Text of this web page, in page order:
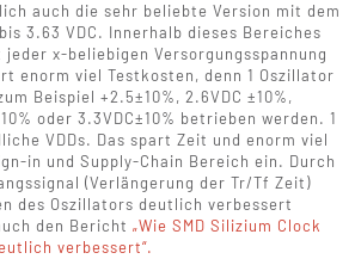
auch die sehr beliebte Version mit dem
3.63 VDC. Innerhalb dieses Bereiches
x-beliebigen Versorgungsspannung
enorm viel Testkosten, denn 1 Oszillator
Beispiel +2.5±10%, 2.6VDC ±10%,
oder 3.3VDC±10% betrieben werden. 1
VDDs. Das spart Zeit und enorm viel
in und Supply-Chain Bereich ein. Durch
(Verlängerung der Tr/Tf Zeit)
des Oszillators deutlich verbessert
den Bericht„Wie SMD Silizium Clock
verbessert“.